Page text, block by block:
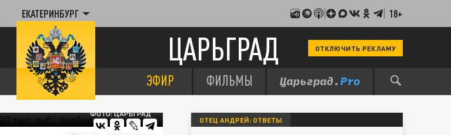
ЕКАТЕРИНБУРГ 18+
ЦАРЬГРАД ОТКЛЮЧИТЬ РЕКЛАМУ
ЭФИР ФИЛЬМЫ
ФОТО: ЦАРЬГРАД
ОТЕЦ АНДРЕЙ: ОТВЕТЫ